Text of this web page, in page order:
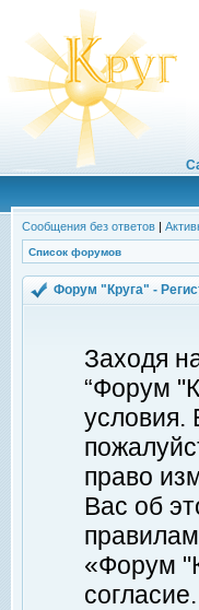
Сообщения без ответов |
Список форумов
Форум "Круга" -
Заходя
“Форум
условия.
право
Вас об
«Форум
согласие.